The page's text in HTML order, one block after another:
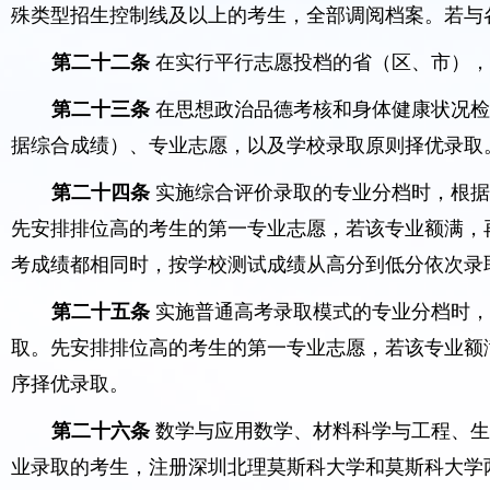
殊类型招生控制线及以上的考生，全部调阅档案。若
第二十二条在实行平行志愿投档的省（区、市）
第二十三条在思想政治品德考核和身体健康状况
据综合成绩）、专业志愿，以及学校录取原则择优录
第二十四条 实施综合评价录取的专业分档时，根
先安排排位高的考生的第一专业志愿，若该专业额满
考成绩都相同时，按学校测试成绩从高分到低分依次录
第二十五条 实施普通高考录取模式的专业分档时
取。先安排排位高的考生的第一专业志愿，若该专业
序择优录取。
第二十六条数学与应用数学、材料科学与工程、
业录取的考生，注册深圳北理莫斯科大学和莫斯科大